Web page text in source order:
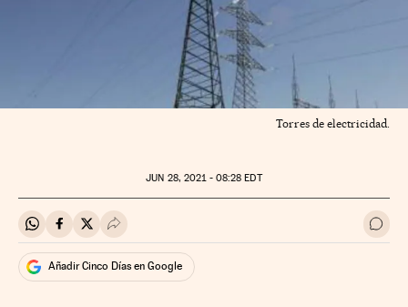
Torres de electricidad.
JUN 28, 2021 - 08:28 EDT
Compartir en Whatsapp
Compartir en Facebook
Compartir en Twitter
Desplegar Redes Sociales Ir a
Añadir Cinco Días en Google